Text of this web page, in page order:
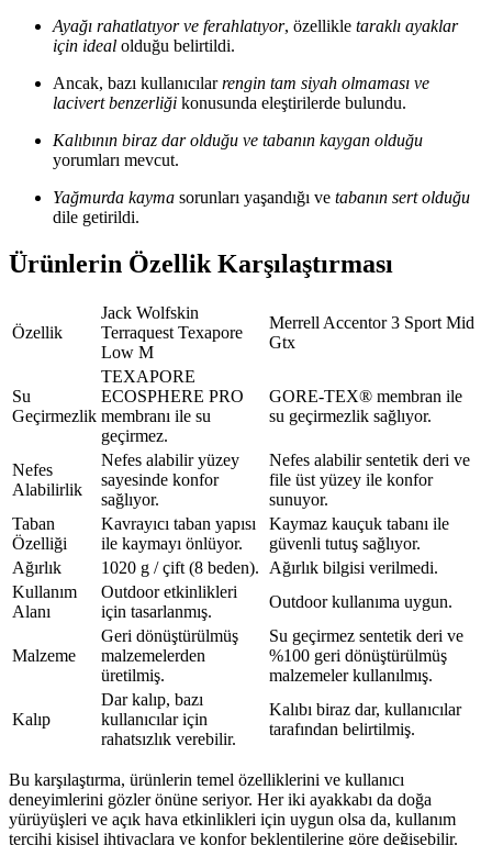
Ayağı rahatlatıyor ve ferahlatıyor, özellikle taraklı ayaklar
için ideal olduğu belirtildi.
Ancak, bazı kullanıcılarrengin tam siyah olmaması ve
lacivert benzerliği konusunda eleştirilerde bulundu.
Kalıbının biraz dar olduğu ve tabanın kaygan olduğu
yorumları mevcut.
Yağmurda kayma sorunları yaşandığı ve tabanın sert olduğu
dile getirildi.
Ürünlerin Özellik Karşılaştırması
Özellik
Jack Wolfskin
Terraquest Texapore
Low M
Merrell Accentor 3 Sport Mid
Gtx
Su
Geçirmezlik
TEXAPORE
ECOSPHERE PRO
membranı ile su
geçirmez.
GORE-TEX® membran ile
su geçirmezlik sağlıyor.
Nefes
Alabilirlik
Nefes alabilir yüzey
sayesinde konfor
sağlıyor.
Nefes alabilir sentetik deri ve
file üst yüzey ile konfor
sunuyor.
Taban
Özelliği
Kavrayıcı taban yapısı
ile kaymayı önlüyor.
Kaymaz kauçuk tabanı ile
güvenli tutuş sağlıyor.
Ağırlık
1020 g / çift (8 beden). Ağırlık bilgisi verilmedi.
Kullanım
Alanı
Outdoor etkinlikleri
için tasarlanmış.
Outdoor kullanıma uygun.
Malzeme
Geri dönüştürülmüş
malzemelerden
üretilmiş.
Su geçirmez sentetik deri ve
%100 geri dönüştürülmüş
malzemeler kullanılmış.
Kalıp
Dar kalıp, bazı
kullanıcılar için
rahatsızlık verebilir.
Kalıbı biraz dar, kullanıcılar
tarafından belirtilmiş.
Bu karşılaştırma, ürünlerin temel özelliklerini ve kullanıcı
deneyimlerini gözler önüne seriyor. Her iki ayakkabı da doğa
yürüyüşleri ve açık hava etkinlikleri için uygun olsa da, kullanım
tercihi kişisel ihtiyaçlara ve konfor beklentilerine göre değişebilir.